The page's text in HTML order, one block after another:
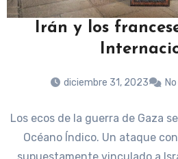
Irán y los
diciembre 31, 2023
Los ecos de la guerra de Gaza
Océano Índico. Un ataque